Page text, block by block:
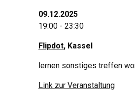
09.12.2025
19:00 - 23:30
Flipdot, Kassel
lernen sonstiges treffen
Link zur Veranstaltung